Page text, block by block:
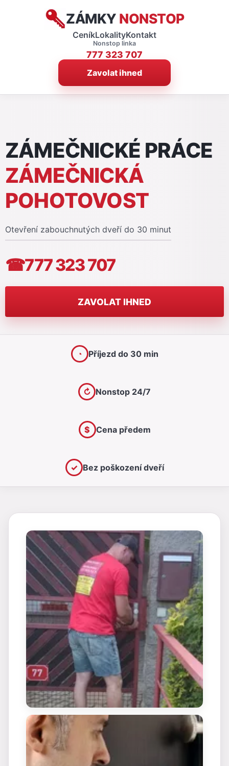
ZÁMKY NONSTOP
CeníkLokalityKontakt
Nonstop linka
777 323 707
Zavolat ihned
ZÁMEČNICKÉ PRÁCE
ZÁMEČNICKÁ
POHOTOVOST
Otevření zabouchnutých dveří do 30 minut
☎777 323 707
ZAVOLAT IHNED
◔ Příjezd do 30 min
↻ Nonstop 24/7
$ Cena předem
✓ Bez poškození dveří